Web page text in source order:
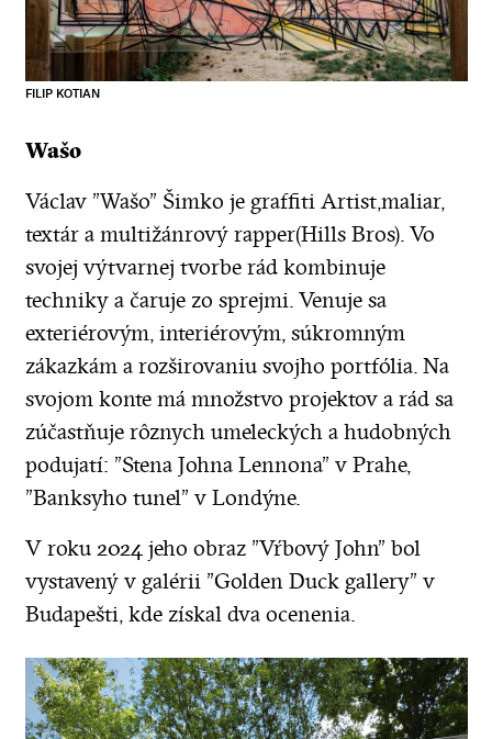
FILIP KOTIAN
Wašo
Václav "Wašo" Šimko je graffiti Artist,maliar,
textár a multižánrový rapper(Hills Bros). Vo
svojej výtvarnej tvorbe rád kombinuje
techniky a čaruje zo sprejmi. Venuje sa
exteriérovým, interiérovým, súkromným
zákazkám a rozširovaniu svojho portfólia. Na
svojom konte má množstvo projektov a rád sa
zúčastňuje rôznych umeleckých a hudobných
podujatí: "Stena Johna Lennona" v Prahe,
"Banksyho tunel" v Londýne.
V roku 2024 jeho obraz "Vŕbový John" bol
vystavený v galérii "Golden Duck gallery" v
Budapešti, kde získal dva ocenenia.